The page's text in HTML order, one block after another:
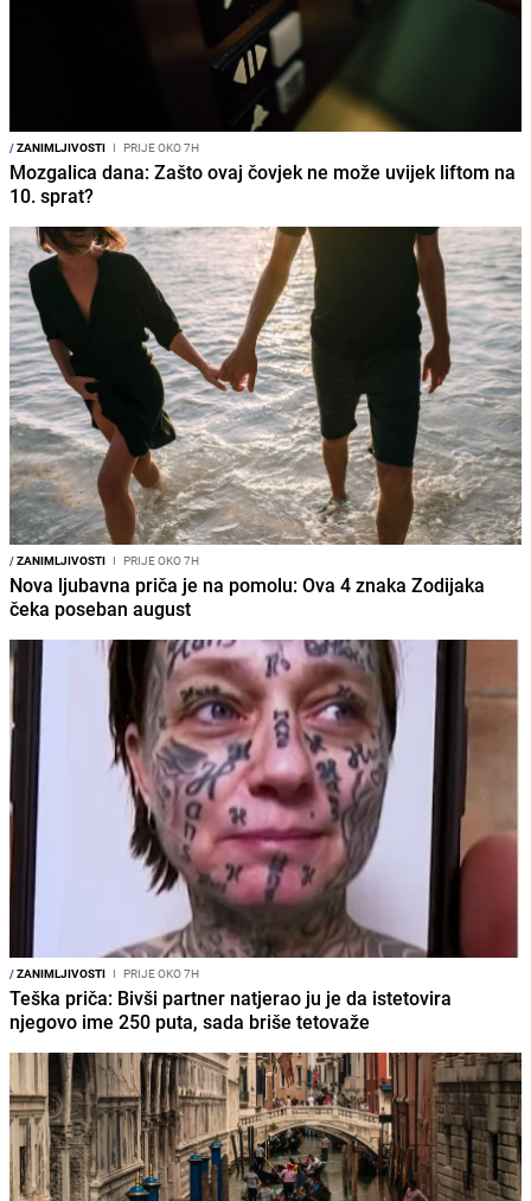
/ZANIMLJIVOSTI I PRIJE OKO 7H
Mozgalica dana: Zašto ovaj čovjek ne može uvijek liftom na
10. sprat?
/ZANIMLJIVOSTI I PRIJE OKO 7H
Nova ljubavna priča je na pomolu: Ova 4 znaka Zodijaka
čeka poseban august
/ZANIMLJIVOSTI I PRIJE OKO 7H
Teška priča: Bivši partner natjerao ju je da istetovira
njegovo ime 250 puta, sada briše tetovaže